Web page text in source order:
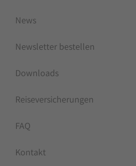
News
Newsletter bestellen
Downloads
Reiseversicherungen
FAQ
Kontakt